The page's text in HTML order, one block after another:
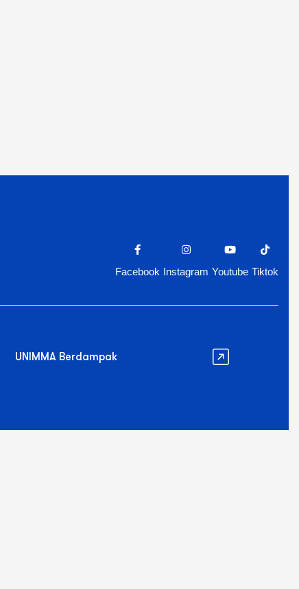
Facebook Instagram Youtube Tiktok
UNIMMA Berdampak